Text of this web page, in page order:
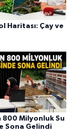
Haritası: Çay ve
800 Milyonluk Su
Sona Gelindi